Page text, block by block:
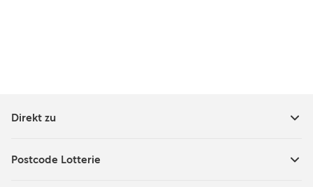
Direkt zu
Postcode Lotterie